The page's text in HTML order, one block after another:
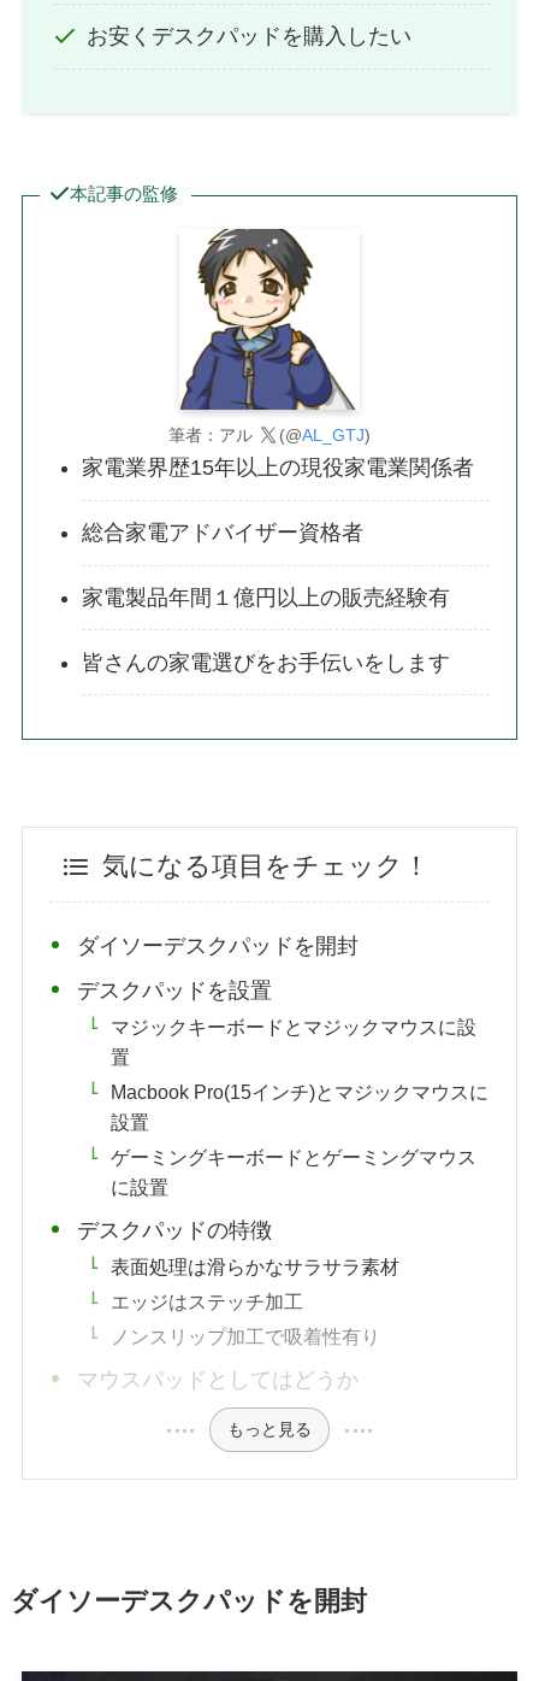
お安くデスクパッドを購入したい
本記事の監修
筆者：アル (@AL_GTJ)
家電業界歴15年以上の現役家電業関係者
総合家電アドバイザー資格者
家電製品年間１億円以上の販売経験有
皆さんの家電選びをお手伝いをします
気になる項目をチェック！
ダイソーデスクパッドを開封
デスクパッドを設置
マジックキーボードとマジックマウスに設
置
Macbook Pro(15インチ)とマジックマウスに
設置
ゲーミングキーボードとゲーミングマウス
に設置
デスクパッドの特徴
表面処理は滑らかなサラサラ素材
エッジはステッチ加工
ノンスリップ加工で吸着性有り
マウスパッドとしてはどうか
もっと見る
ダイソーデスクパッドを開封